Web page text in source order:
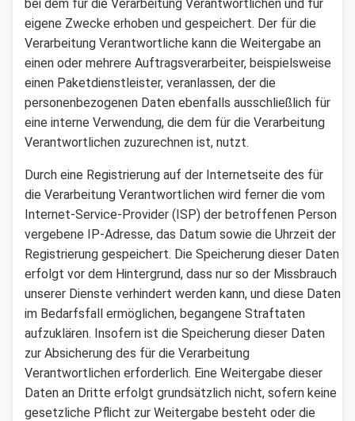
bei dem für die Verarbeitung Verantwortlichen und für
eigene Zwecke erhoben und gespeichert. Der für die
Verarbeitung Verantwortliche kann die Weitergabe an
einen oder mehrere Auftragsverarbeiter, beispielsweise
einen Paketdienstleister, veranlassen, der die
personenbezogenen Daten ebenfalls ausschließlich für
eine interne Verwendung, die dem für die Verarbeitung
Verantwortlichen zuzurechnen ist, nutzt.
Durch eine Registrierung auf der Internetseite des für
die Verarbeitung Verantwortlichen wird ferner die vom
Internet-Service-Provider (ISP) der betroffenen Person
vergebene IP-Adresse, das Datum sowie die Uhrzeit der
Registrierung gespeichert. Die Speicherung dieser Daten
erfolgt vor dem Hintergrund, dass nur so der Missbrauch
unserer Dienste verhindert werden kann, und diese Daten
im Bedarfsfall ermöglichen, begangene Straftaten
aufzuklären. Insofern ist die Speicherung dieser Daten
zur Absicherung des für die Verarbeitung
Verantwortlichen erforderlich. Eine Weitergabe dieser
Daten an Dritte erfolgt grundsätzlich nicht, sofern keine
gesetzliche Pflicht zur Weitergabe besteht oder die